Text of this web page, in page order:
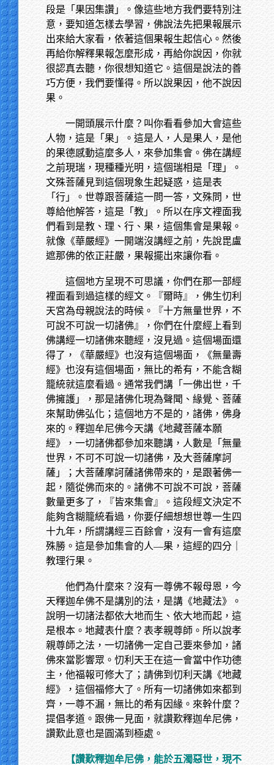
段是「果因集讚」。像這些地方我們要特別注
意，要知道怎樣去學習，佛說法先把果報展示
出來給大家看，依著這個果報生起信心。然後
再給你解釋果報怎麼形成，再給你說因，你就
很認真去聽，你很想知道它。這個是說法的善
巧方便，我們要懂得。所以說果因，他不說因
果。
一開頭展示什麼？叫你看看參加大會這些
人物，這是「果」。這是人，人是果人，是他
的果德感動這麼多人，來參加集會。佛在講經
之前現瑞，現種種光明，這個瑞相是「理」。
文殊菩薩見到這個現象生起疑惑，這是表
「行」。世尊跟菩薩這一問一答，文殊問，世
尊給他解答，這是「教」。所以在序文裡面我
們看到是教、理、行、果，這個集會是果報。
就像《華嚴經》一開端沒講經之前，先說毘盧
遮那佛的依正莊嚴，果報擺出來讓你看。
這個地方呈現不可思議，你們在那一部經
裡面看到過這樣的經文。『爾時』，佛生忉利
天宮為母親說法的時候。『十方無量世界，不
可說不可說一切諸佛』，你們在什麼經上看到
佛講經一切諸佛來聽經，沒見過。這個場面還
得了，《華嚴經》也沒有這個場面，《無量壽
經》也沒有這個場面，無比的希有，不能含糊
籠統就這麼看過。通常我們講「一佛出世，千
佛擁護」，那是諸佛化現為聲聞、緣覺、菩薩
來幫助佛弘化；這個地方不是的，諸佛，佛身
來的。釋迦牟尼佛今天講《地藏菩薩本願
經》，一切諸佛都參加來聽講，人數是「無量
世界，不可不可說一切諸佛，及大菩薩摩訶
薩」；大菩薩摩訶薩諸佛帶來的，是跟著佛一
起，隨從佛而來的。諸佛不可說不可說，菩薩
數量更多了，『皆來集會』。這段經文決定不
能夠含糊籠統看過，你要仔細想想世尊一生四
十九年，所謂講經三百餘會，沒有一會有這麼
殊勝。這是參加集會的人—果，這經的四分｜
教理行果。
他們為什麼來？沒有一尊佛不報母恩，今
天釋迦牟佛不是講別的法，是講《地藏法》。
說明一切諸法都依大地而生、依大地而起，這
是根本。地藏表什麼？表孝親尊師。所以說孝
親尊師之法，一切諸佛一定自己要來參加，諸
佛來當影響眾。忉利天王在這一會當中作功德
主，他福報可修大了；請佛到忉利天講《地藏
經》，這個福修大了。所有一切諸佛如來都到
齊，一尊不漏，無比的希有因緣。來幹什麼？
提倡孝道。跟佛一見面，就讚歎釋迦牟尼佛，
讚歎此意也是圓滿到極處。
【讚歎釋迦牟尼佛，能於五濁惡世，現不